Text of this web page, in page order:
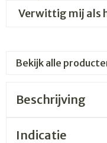
Verwittig mij als
Bekijk alle
Beschrijving
Indicatie